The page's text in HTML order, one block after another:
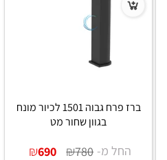
ברז פרח גבוה 1501 לכיור מונח
בגוון שחור מט
החל מ- ₪780
₪690